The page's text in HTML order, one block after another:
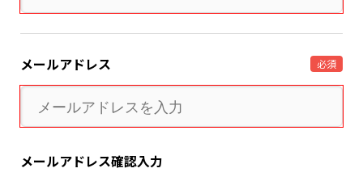
メールアドレス 必須
メールアドレス確認入力